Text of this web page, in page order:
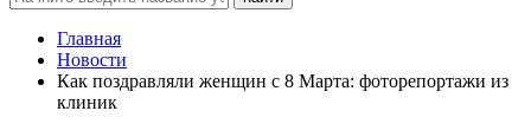
Главная
Новости
Как поздравляли женщин с 8 Марта: фоторепортажи из
клиник